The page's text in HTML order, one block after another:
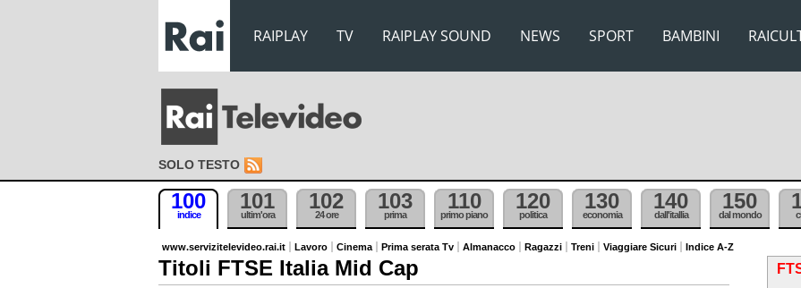
RAIPLAY TV RAIPLAY SOUND NEWS SPORT BAMBINI
SOLO TESTO
100
indice
101
ultim'ora
102
24 ore
103
prima
110
primo piano
120
politica
130
economia
140
dall'itallia
150
dal mondo
www.servizitelevideo.rai.it Lavoro Cinema Prima serata Tv Almanacco Ragazzi Treni Viaggiare Sicuri Indice A-Z
Titoli FTSE Italia Mid Cap